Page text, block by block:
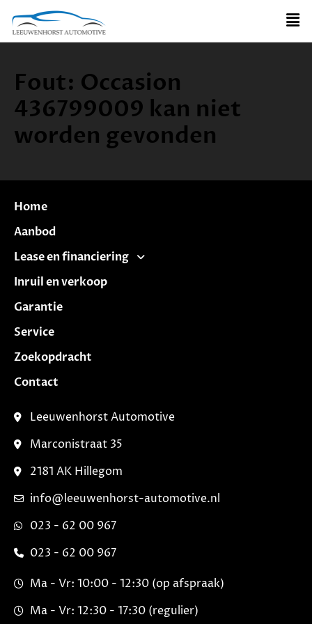
Fout: Occasion
436799009 kan niet
worden gevonden
Home
Aanbod
Lease en financiering
Inruil en verkoop
Garantie
Service
Zoekopdracht
Contact
Leeuwenhorst Automotive
Marconistraat 35
2181 AK Hillegom
info@leeuwenhorst-automotive.nl
023 - 62 00 967
023 - 62 00 967
Ma - Vr: 10:00 - 12:30 (op afspraak)
Ma - Vr: 12:30 - 17:30 (regulier)